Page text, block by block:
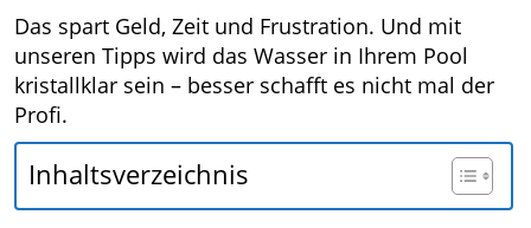
Das spart Geld, Zeit und Frustration. Und mit
unseren Tipps wird das Wasser in Ihrem Pool
kristallklar sein – besser schafft es nicht mal der
Profi.
Inhaltsverzeichnis